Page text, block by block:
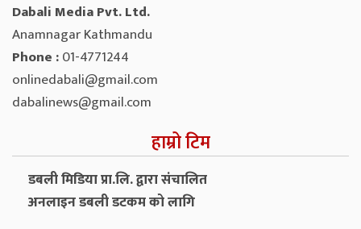
Dabali Media Pvt. Ltd.
Anamnagar Kathmandu
Phone :01-4771244
onlinedabali@gmail.com
dabalinews@gmail.com
हाम्रो टिम
डबली मिडिया प्रा.लि. द्वारा संचालित
अनलाइन डबली डटकम को लागि